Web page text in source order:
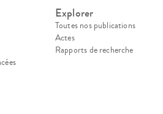
Explorer
Toutes nos publications
Actes
Rapports de recherche